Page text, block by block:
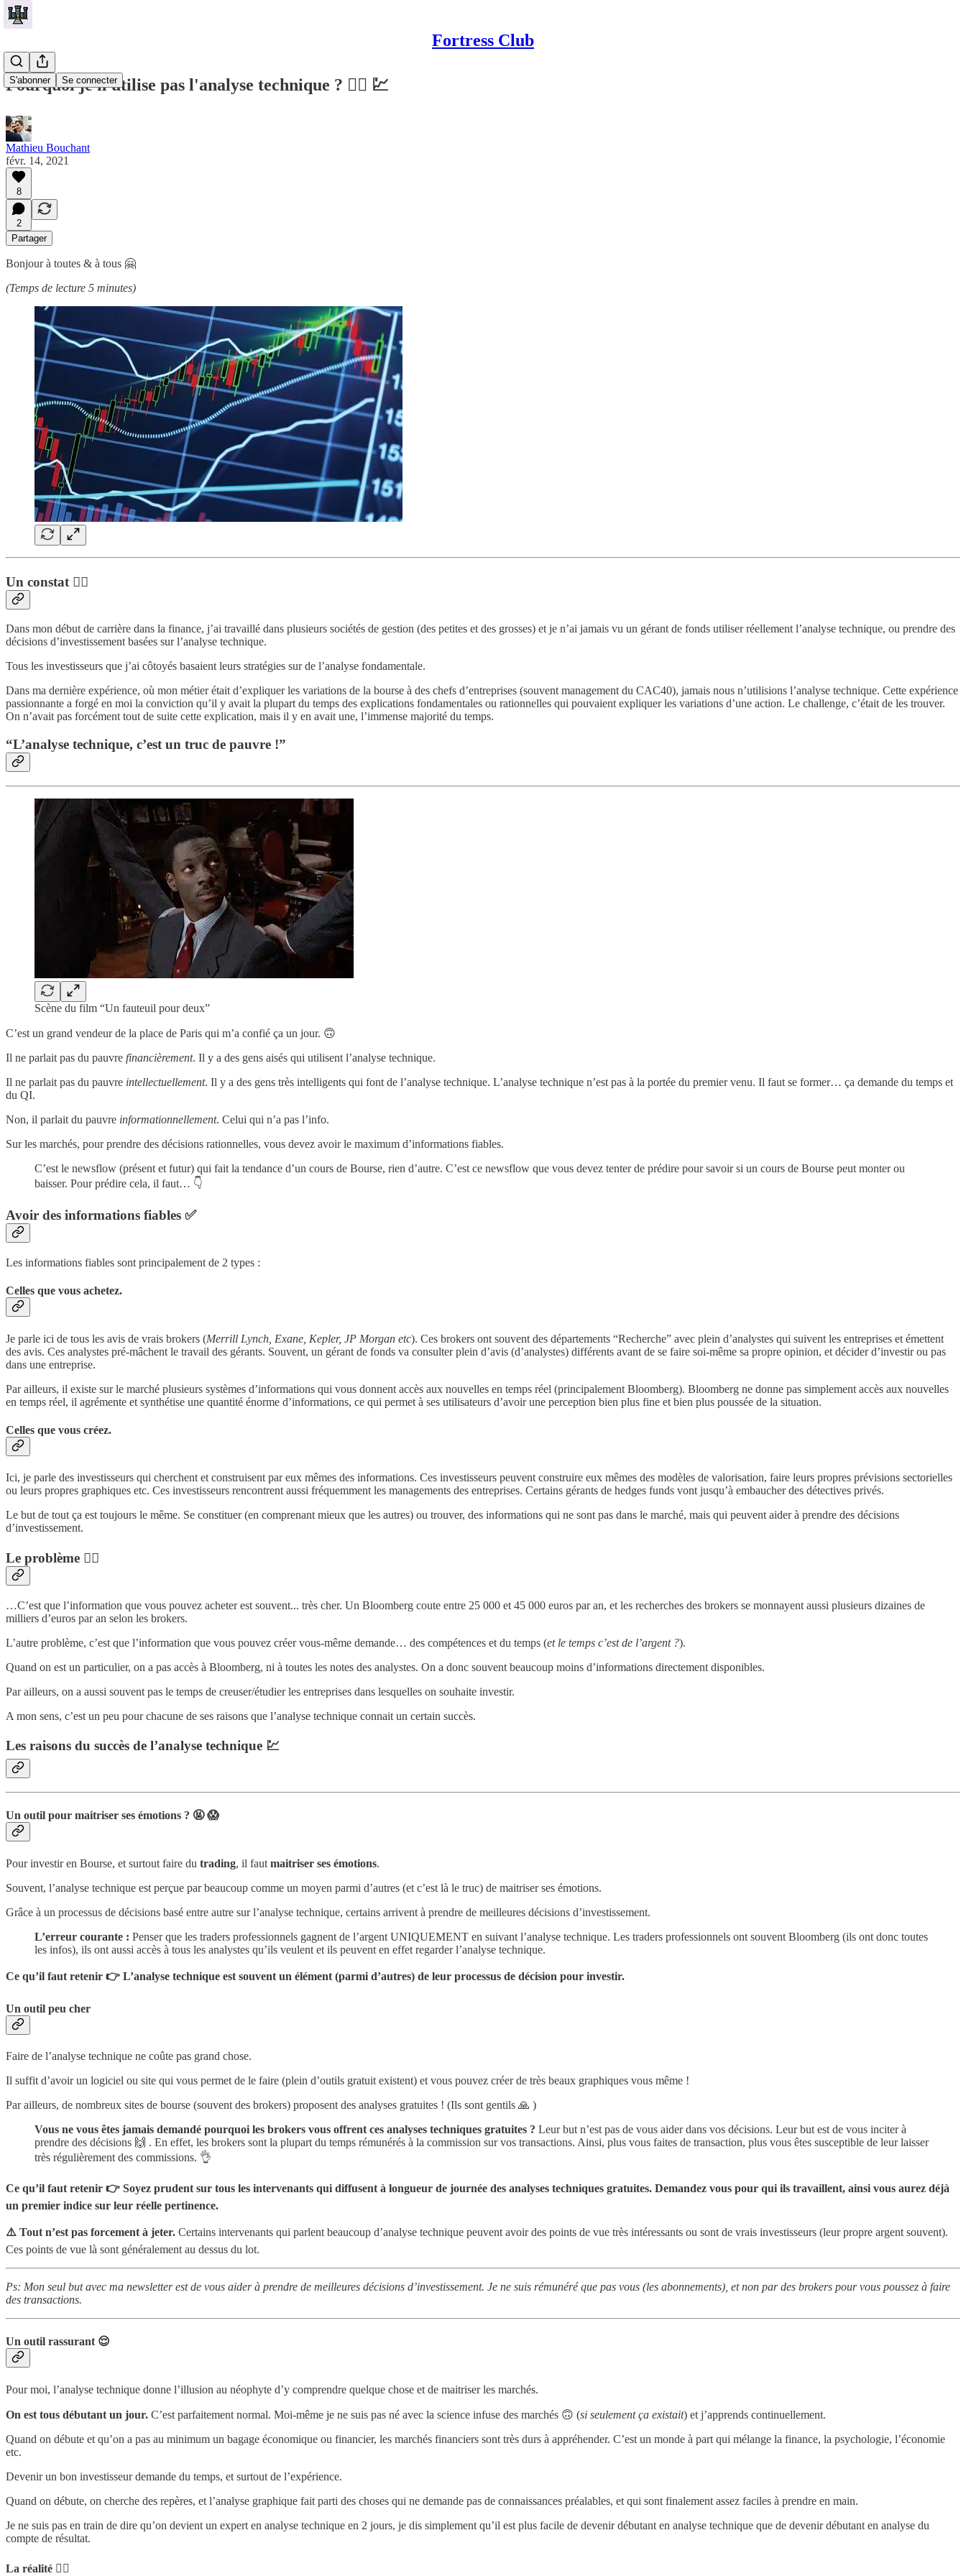
Fortress Club
S'abonner Se connecter
Pourquoi je n'utilise pas l'analyse technique ? 💁‍♂️ 💹
Mathieu Bouchant
févr. 14, 2021
8
2
Partager
Bonjour à toutes & à tous 🤗
(Temps de lecture 5 minutes)
Un constat 💁‍♂️
Dans mon début de carrière dans la finance, j’ai travaillé dans plusieurs sociétés de gestion (des petites et des grosses) et je n’ai jamais vu un gérant de fonds utiliser réellement l’analyse technique, ou prendre des
décisions d’investissement basées sur l’analyse technique.
Tous les investisseurs que j’ai côtoyés basaient leurs stratégies sur de l’analyse fondamentale.
Dans ma dernière expérience, où mon métier était d’expliquer les variations de la bourse à des chefs d’entreprises (souvent management du CAC40), jamais nous n’utilisions l’analyse technique. Cette expérience
passionnante a forgé en moi la conviction qu’il y avait la plupart du temps des explications fondamentales ou rationnelles qui pouvaient expliquer les variations d’une action. Le challenge, c’était de les trouver.
On n’avait pas forcément tout de suite cette explication, mais il y en avait une, l’immense majorité du temps.
“L’analyse technique, c’est un truc de pauvre !”
Scène du film “Un fauteuil pour deux”
C’est un grand vendeur de la place de Paris qui m’a confié ça un jour. 🙃
Il ne parlait pas du pauvre financièrement. Il y a des gens aisés qui utilisent l’analyse technique.
Il ne parlait pas du pauvre intellectuellement. Il y a des gens très intelligents qui font de l’analyse technique. L’analyse technique n’est pas à la portée du premier venu. Il faut se former… ça demande du temps et
du QI.
Non, il parlait du pauvre informationnellement. Celui qui n’a pas l’info.
Sur les marchés, pour prendre des décisions rationnelles, vous devez avoir le maximum d’informations fiables.
C’est le newsflow (présent et futur) qui fait la tendance d’un cours de Bourse, rien d’autre. C’est ce newsflow que vous devez tenter de prédire pour savoir si un cours de Bourse peut monter ou
baisser. Pour prédire cela, il faut… 👇
Avoir des informations fiables ✅
Les informations fiables sont principalement de 2 types :
Celles que vous achetez.
Je parle ici de tous les avis de vrais brokers (Merrill Lynch, Exane, Kepler, JP Morgan etc). Ces brokers ont souvent des départements “Recherche” avec plein d’analystes qui suivent les entreprises et émettent
des avis. Ces analystes pré-mâchent le travail des gérants. Souvent, un gérant de fonds va consulter plein d’avis (d’analystes) différents avant de se faire soi-même sa propre opinion, et décider d’investir ou pas
dans une entreprise.
Par ailleurs, il existe sur le marché plusieurs systèmes d’informations qui vous donnent accès aux nouvelles en temps réel (principalement Bloomberg). Bloomberg ne donne pas simplement accès aux nouvelles
en temps réel, il agrémente et synthétise une quantité énorme d’informations, ce qui permet à ses utilisateurs d’avoir une perception bien plus fine et bien plus poussée de la situation.
Celles que vous créez.
Ici, je parle des investisseurs qui cherchent et construisent par eux mêmes des informations. Ces investisseurs peuvent construire eux mêmes des modèles de valorisation, faire leurs propres prévisions sectorielles
ou leurs propres graphiques etc. Ces investisseurs rencontrent aussi fréquemment les managements des entreprises. Certains gérants de hedges funds vont jusqu’à embaucher des détectives privés.
Le but de tout ça est toujours le même. Se constituer (en comprenant mieux que les autres) ou trouver, des informations qui ne sont pas dans le marché, mais qui peuvent aider à prendre des décisions
d’investissement.
Le problème 🤷‍♂️
…C’est que l’information que vous pouvez acheter est souvent... très cher. Un Bloomberg coute entre 25 000 et 45 000 euros par an, et les recherches des brokers se monnayent aussi plusieurs dizaines de
milliers d’euros par an selon les brokers.
L’autre problème, c’est que l’information que vous pouvez créer vous-même demande… des compétences et du temps (et le temps c’est de l’argent ?).
Quand on est un particulier, on a pas accès à Bloomberg, ni à toutes les notes des analystes. On a donc souvent beaucoup moins d’informations directement disponibles.
Par ailleurs, on a aussi souvent pas le temps de creuser/étudier les entreprises dans lesquelles on souhaite investir.
A mon sens, c’est un peu pour chacune de ses raisons que l’analyse technique connait un certain succès.
Les raisons du succès de l’analyse technique 💹
Un outil pour maitriser ses émotions ? 🤬 😱
Pour investir en Bourse, et surtout faire du trading, il faut maitriser ses émotions.
Souvent, l’analyse technique est perçue par beaucoup comme un moyen parmi d’autres (et c’est là le truc) de maitriser ses émotions.
Grâce à un processus de décisions basé entre autre sur l’analyse technique, certains arrivent à prendre de meilleures décisions d’investissement.
L’erreur courante : Penser que les traders professionnels gagnent de l’argent UNIQUEMENT en suivant l’analyse technique. Les traders professionnels ont souvent Bloomberg (ils ont donc toutes
les infos), ils ont aussi accès à tous les analystes qu’ils veulent et ils peuvent en effet regarder l’analyse technique.
Ce qu’il faut retenir 👉 L’analyse technique est souvent un élément (parmi d’autres) de leur processus de décision pour investir.
Un outil peu cher
Faire de l’analyse technique ne coûte pas grand chose.
Il suffit d’avoir un logiciel ou site qui vous permet de le faire (plein d’outils gratuit existent) et vous pouvez créer de très beaux graphiques vous même !
Par ailleurs, de nombreux sites de bourse (souvent des brokers) proposent des analyses gratuites ! (Ils sont gentils 🙏 )
Vous ne vous êtes jamais demandé pourquoi les brokers vous offrent ces analyses techniques gratuites ? Leur but n’est pas de vous aider dans vos décisions. Leur but est de vous inciter à
prendre des décisions 🙌 . En effet, les brokers sont la plupart du temps rémunérés à la commission sur vos transactions. Ainsi, plus vous faites de transaction, plus vous êtes susceptible de leur laisser
très régulièrement des commissions. 👌
Ce qu’il faut retenir 👉 Soyez prudent sur tous les intervenants qui diffusent à longueur de journée des analyses techniques gratuites. Demandez vous pour qui ils travaillent, ainsi vous aurez déjà
un premier indice sur leur réelle pertinence.
⚠️ Tout n’est pas forcement à jeter. Certains intervenants qui parlent beaucoup d’analyse technique peuvent avoir des points de vue très intéressants ou sont de vrais investisseurs (leur propre argent souvent).
Ces points de vue là sont généralement au dessus du lot.
Ps: Mon seul but avec ma newsletter est de vous aider à prendre de meilleures décisions d’investissement. Je ne suis rémunéré que pas vous (les abonnements), et non par des brokers pour vous poussez à faire
des transactions.
Un outil rassurant 😌
Pour moi, l’analyse technique donne l’illusion au néophyte d’y comprendre quelque chose et de maitriser les marchés.
On est tous débutant un jour. C’est parfaitement normal. Moi-même je ne suis pas né avec la science infuse des marchés 🙃 (si seulement ça existait) et j’apprends continuellement.
Quand on débute et qu’on a pas au minimum un bagage économique ou financier, les marchés financiers sont très durs à appréhender. C’est un monde à part qui mélange la finance, la psychologie, l’économie
etc.
Devenir un bon investisseur demande du temps, et surtout de l’expérience.
Quand on débute, on cherche des repères, et l’analyse graphique fait parti des choses qui ne demande pas de connaissances préalables, et qui sont finalement assez faciles à prendre en main.
Je ne suis pas en train de dire qu’on devient un expert en analyse technique en 2 jours, je dis simplement qu’il est plus facile de devenir débutant en analyse technique que de devenir débutant en analyse du
compte de résultat.
La réalité 💁‍♂️